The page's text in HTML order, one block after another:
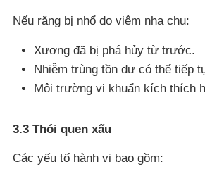
Nếu răng bị nhổ do viêm nha chu:
Xương đã bị phá hủy từ trước.
Nhiễm trùng tồn dư có thể tiếp
Môi trường vi khuẩn kích thích
3.3 Thói quen xấu
Các yếu tố hành vi bao gồm: